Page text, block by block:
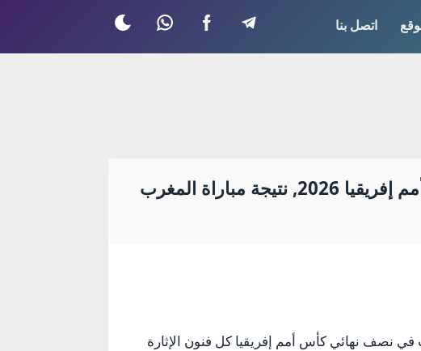
اتصل بنا
ملخص مباراة نيجيريا والمغرب, أهداف المغرب ونيجيريا, نصف نهائي كأس أمم إفريقيا 2026, نتيجة مباراة المغرب
مباراة نيجيريا والمغرب في نصف نهائي كأس أمم إفريقيا كل فنون الإثارة